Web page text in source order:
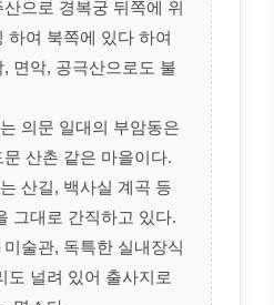
으로 경복궁 뒤쪽에 위
하여 북쪽에 있다 하여
면악, 공극산으로도 불
의문 일대의 부암동은
산촌 같은 마을이다.
산길, 백사실 계곡 등
그대로 간직하고 있다.
술관, 독특한 실내장식
도 널려 있어 출사지로